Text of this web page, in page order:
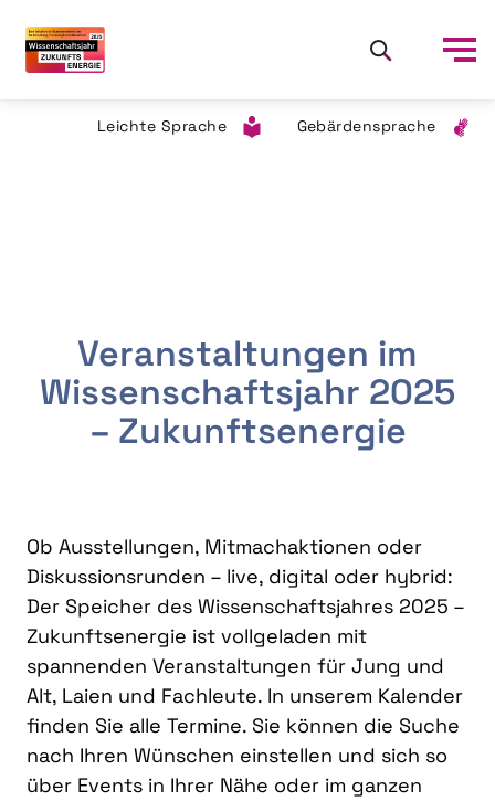
Leichte Sprache Gebärdensprache
Veranstaltungen im
Wissenschaftsjahr 2025
– Zukunftsenergie
Ob Ausstellungen, Mitmachaktionen oder
Diskussionsrunden – live, digital oder hybrid:
Der Speicher des Wissenschaftsjahres 2025 –
Zukunftsenergie ist vollgeladen mit
spannenden Veranstaltungen für Jung und
Alt, Laien und Fachleute. In unserem Kalender
finden Sie alle Termine. Sie können die Suche
nach Ihren Wünschen einstellen und sich so
über Events in Ihrer Nähe oder im ganzen